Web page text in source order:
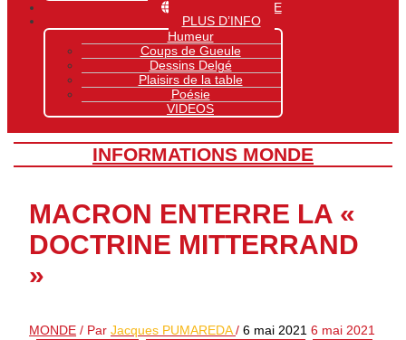
INFO MONDIALE
PLUS D’INFO
Humeur
Coups de Gueule
Dessins Delgé
Plaisirs de la table
Poésie
VIDEOS
INFORMATIONS MONDE
MACRON ENTERRE LA «
DOCTRINE MITTERRAND
»
MONDE / ParJacques PUMAREDA /6 mai 2021 6 mai 2021